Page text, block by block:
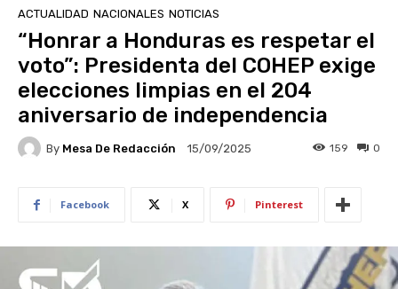
ACTUALIDAD NACIONALES NOTICIAS
“Honrar a Honduras es respetar el
voto”: Presidenta del COHEP exige
elecciones limpias en el 204
aniversario de independencia
By Mesa De Redacción 15/09/2025 0
159
Facebook X Pinterest